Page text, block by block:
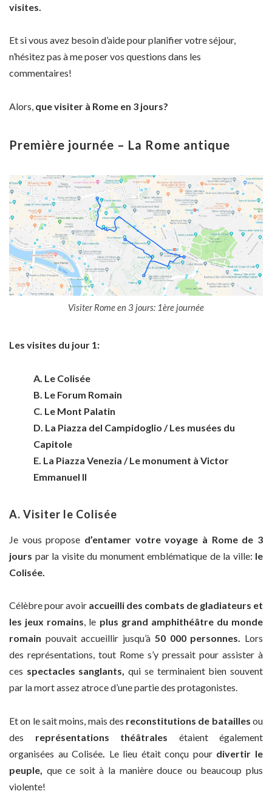
visites.
Et si vous avez besoin d’aide pour planifier votre séjour,
n’hésitez pas à me poser vos questions dans les
commentaires!
Alors, que visiter à Rome en 3 jours?
Première journée – La Rome antique
Visiter Rome en 3 jours: 1ère journée
Les visites du jour 1:
A. Le Colisée
B. Le Forum Romain
C. Le Mont Palatin
D. La Piazza del Campidoglio /Les musées du
Capitole
E. La Piazza Venezia / Le monument à Victor
Emmanuel II
A. Visiter le Colisée
Je vous propose d’entamer votre voyage à Rome de 3
jours par la visite du monument emblématique de la ville: le
Colisée.
Célèbre pour avoir accueilli des combats de gladiateurs et
les jeux romains, le plus grand amphithéâtre du monde
romain pouvait accueillir jusqu’à 50 000 personnes. Lors
des représentations, tout Rome s’y pressait pour assister à
ces spectacles sanglants, qui se terminaient bien souvent
par la mort assez atroce d’une partie des protagonistes.
Et on le sait moins, mais des reconstitutions de batailles ou
des représentations théâtrales étaient également
organisées au Colisée
Le lieu était conçu pour divertir le
peuple, que ce soit à la manière douce ou beaucoup plus
violente!